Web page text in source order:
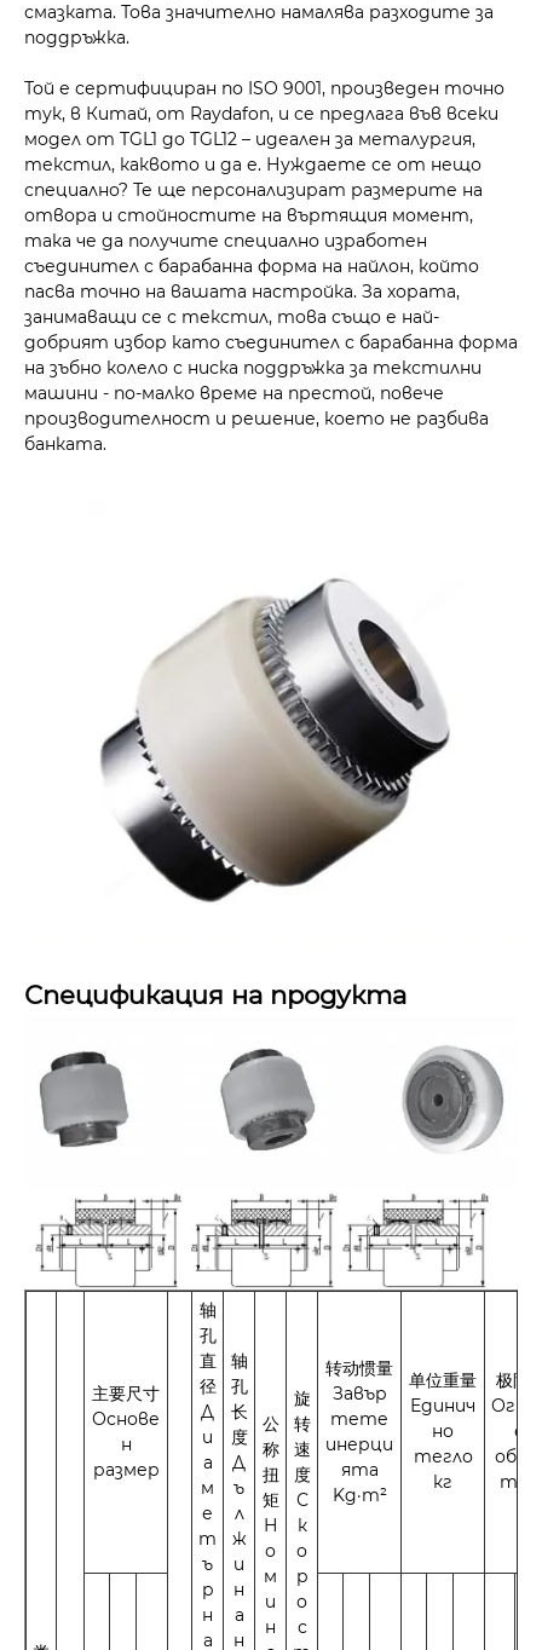
смазката. Това значително намалява разходите за
поддръжка.
Той е сертифициран по ISO 9001, произведен точно
тук, в Китай, от Raydafon, и се предлага във всеки
модел от TGL1 до TGL12 – идеален за металургия,
текстил, каквото и да е. Нуждаете се от нещо
специално? Те ще персонализират размерите на
отвора и стойностите на въртящия момент,
така че да получите специално изработен
съединител с барабанна форма на найлон, който
пасва точно на вашата настройка. За хората,
занимаващи се с текстил, това също е най-
добрият избор като съединител с барабанна форма
на зъбно колело с ниска поддръжка за текстилни
машини - по-малко време на престой, повече
производителност и решение, което не разбива
банката.
Спецификация на продукта
主要尺寸
Основе
н
размер
轴
孔
直
径
Д
и
а
м
е
т
ъ
р
н
а
轴
孔
长
度
Д
ъ
л
ж
и
н
а
н
公
称
扭
矩
Н
о
м
и
н
旋
转
速
度
С
к
о
р
о
с
转动惯量
Завър
тете
инерци
ята
Kg·m²
单位重量
Единич
но
тегло
кг
极限